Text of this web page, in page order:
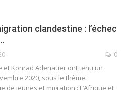
clandestine : l’échec
0
et Konrad Adenauer ont tenu un
2020, sous le thème:
de jeunes et migration : L’Afrique et